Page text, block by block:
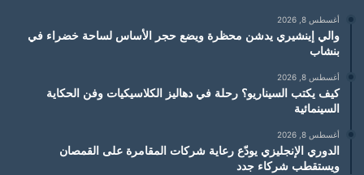
أغسطس 8, 2026
والي إينشيري يدشن محظرة ويضع حجر الأساس لساحة خضراء في
بنشاب
أغسطس 8, 2026
كيف يكتب السيناريو؟ رحلة في دهاليز الكلاسيكيات وفن الحكاية
السينمائية
أغسطس 8, 2026
الدوري الإنجليزي يودّع رعاية شركات المقامرة على القمصان
ويستقطب شركاء جدد